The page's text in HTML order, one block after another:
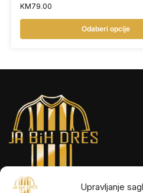
Upravljanje
KM79.00
Odaberi opcije